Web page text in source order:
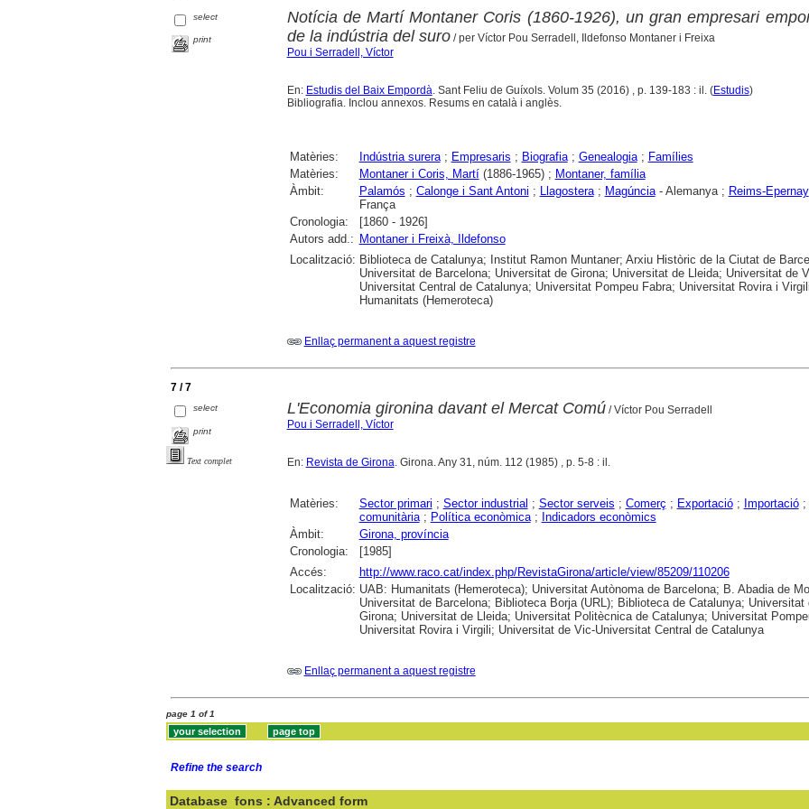
select
print
Notícia de Martí Montaner Coris (1860-1926), un gran empresari
de la indústria del suro/ per Víctor Pou Serradell, Ildefonso Montaner i Freixa
Pou i Serradell, Víctor
En: Estudis del Baix Empordà . Sant Feliu de Guíxols. Volum 35 (2016) , p. 139-183 : il. (Estudis)
Bibliografia. Inclou annexos. Resums en català i anglès.
Matèries: Indústria surera; Empresaris ; Biografia; Genealogia; Famílies
Matèries:
Montaner i Coris, Martí(1886-1965) ; Montaner, família
Àmbit:
Palamós ; Calonge i Sant Antoni ; Llagostera; Magúncia- Alemanya ; Reims-Epernay
França
Cronologia:
[1860 - 1926]
Autors add.: Montaner i Freixà, Ildefonso
Localització: Biblioteca de Catalunya; Institut Ramon Muntaner; Arxiu Històric de la Ciutat de
Universitat de Barcelona; Universitat de Girona; Universitat de Lleida; Universitat de
Universitat Central de Catalunya; Universitat Pompeu Fabra; Universitat Rovira i
Humanitats (Hemeroteca)
Enllaç permanent a aquest registre
7 / 7
select
print
Text complet
L'Economia gironina davant el Mercat Comú/ Víctor Pou Serradell
Pou i Serradell, Víctor
En: Revista de Girona . Girona. Any 31, núm. 112 (1985) , p. 5-8 : il.
Matèries: Sector primari ; Sector industrial ; Sector serveis ; Comerç ; Exportació; Importació;
comunitària; Política econòmica; Indicadors econòmics
Àmbit:
Girona, província
Cronologia:
[1985]
Accés:
http://www.raco.cat/index.php/RevistaGirona/article/view/85209/110206
Localització: UAB: Humanitats (Hemeroteca); Universitat Autònoma de Barcelona; B. Abadia de
Universitat de Barcelona; Biblioteca Borja (URL); Biblioteca de Catalunya; Universitat
Girona; Universitat de Lleida; Universitat Politècnica de Catalunya; Universitat
Universitat Rovira i Virgili; Universitat de Vic-Universitat Central de Catalunya
Enllaç permanent a aquest registre
page 1 of 1
Refine the search
Database fons : Advanced form